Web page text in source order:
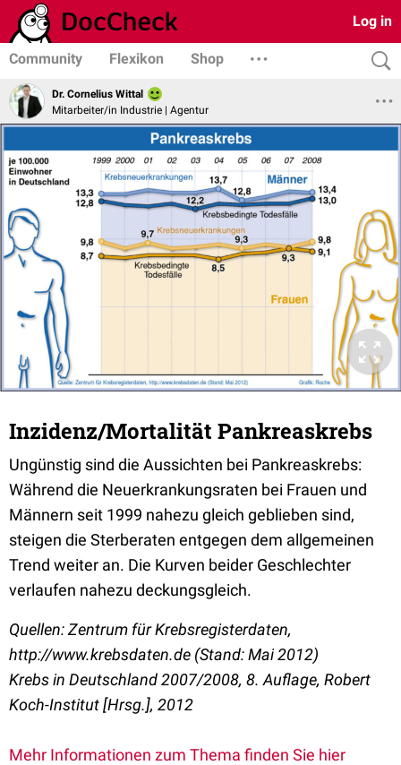
Log in
Community Flexikon Shop
Dr. Cornelius Wittal
Mitarbeiter/in Industrie | Agentur
Inzidenz/Mortalität Pankreaskrebs
Ungünstig sind die Aussichten bei Pankreaskrebs:
Während die Neuerkrankungsraten bei Frauen und
Männern seit 1999 nahezu gleich geblieben sind,
steigen die Sterberaten entgegen dem allgemeinen
Trend weiter an. Die Kurven beider Geschlechter
verlaufen nahezu deckungsgleich.
Quellen: Zentrum für Krebsregisterdaten,
http://www.krebsdaten.de (Stand: Mai 2012)
Krebs in Deutschland 2007/2008, 8. Auflage, Robert
Koch-Institut [Hrsg.], 2012
Mehr Informationen zum Thema finden Sie hier